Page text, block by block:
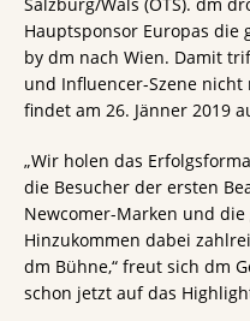
Hauptsponsor Europas die
by dm nach Wien. Damit
und Influencer-Szene
findet am 26. Jänner 2019
„Wir holen das
die Besucher der ersten
Newcomer-Marken und
Hinzukommen dabei
dm Bühne,“ freut sich dm
schon jetzt auf das